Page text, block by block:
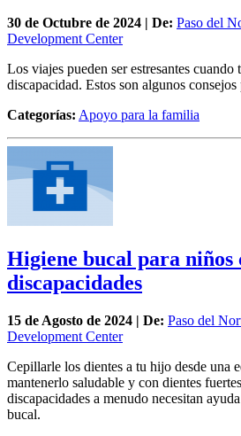
30 de Octubre de 2024 | De: Paso del
Development Center
Los viajes pueden ser estresantes cuando
discapacidad. Estos son algunos
Categorías: Apoyo para la familia
Higiene bucal para niños
discapacidades
15 de Agosto de 2024 | De: Paso del
Development Center
Cepillarle los dientes a tu hijo desde una
mantenerlo saludable y con dientes
discapacidades a menudo necesitan
bucal.